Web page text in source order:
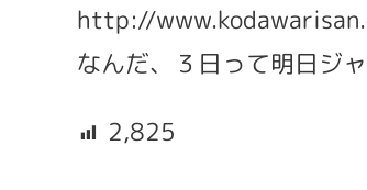
http://
なんだ、３日って明日ジ
2,825